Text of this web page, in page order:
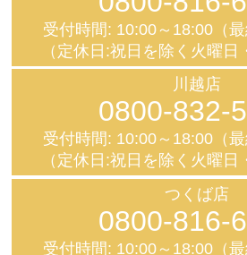
受付時間: 10:00～18:00（最
（定休日:祝日を除く火曜日
川越店
0800-832-
受付時間: 10:00～18:00（最
（定休日:祝日を除く火曜日
つくば店
0800-816-
受付時間: 10:00～18:00（最